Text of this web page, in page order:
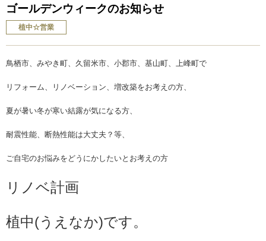
ゴールデンウィークのお知らせ
植中☆営業
鳥栖市、みやき町、久留米市、小郡市、基山町、上峰町で
リフォーム、リノベーション、増改築をお考えの方、
夏が暑い冬が寒い結露が気になる方、
耐震性能、断熱性能は大丈夫？等、
ご自宅のお悩みをどうにかしたいとお考えの方
リノベ計画
植中(うえなか)です。